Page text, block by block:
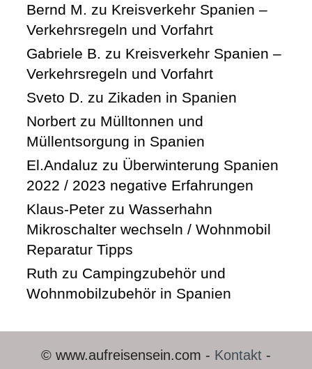
Bernd M. zu Kreisverkehr Spanien –
Verkehrsregeln und Vorfahrt
Gabriele B. zu Kreisverkehr Spanien –
Verkehrsregeln und Vorfahrt
Sveto D. zu Zikaden in Spanien
Norbert zu Mülltonnen und
Müllentsorgung in Spanien
El.Andaluz zu Überwinterung Spanien
2022 / 2023 negative Erfahrungen
Klaus-Peter zu Wasserhahn
Mikroschalter wechseln / Wohnmobil
Reparatur Tipps
Ruth zu Campingzubehör und
Wohnmobilzubehör in Spanien
© www.aufreisensein.com - Kontakt -